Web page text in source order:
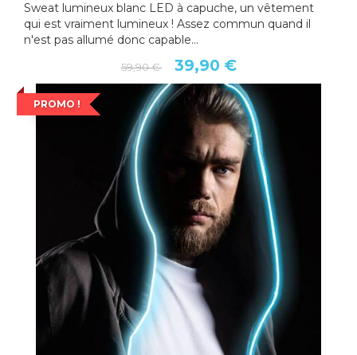
Sweat lumineux blanc LED à capuche, un vêtement
qui est vraiment lumineux ! Assez commun quand il
n'est pas allumé donc capable...
59,90 € 39,90 €
PROMO !